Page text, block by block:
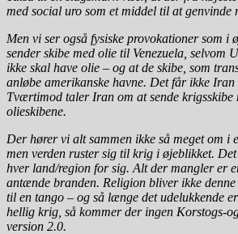
med social uro som et middel til at genvinde
Men vi ser også fysiske provokationer som i
sender skibe med olie til Venezuela, selvom
ikke skal have olie – og at de skibe, som
anløbe amerikanske havne. Det får ikke Iran
Tværtimod taler Iran om at sende krigsskibe
olieskibene.
Der hører vi alt sammen ikke så meget om i
men verden ruster sig til krig i øjeblikket.
hver land/region for sig. Alt der mangler er
antænde branden. Religion bliver ikke
til en tango – og så længe det udelukkende
hellig krig, så kommer der ingen Korstogs-
version 2.0.